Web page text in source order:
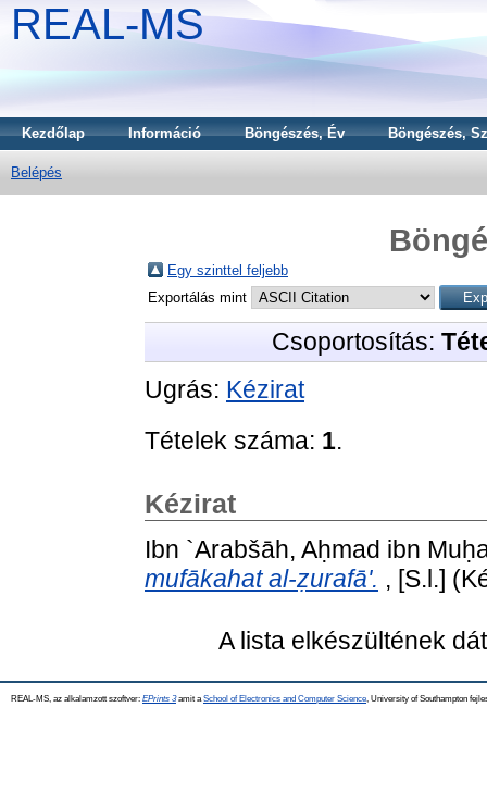
REAL-MS
Kezdőlap Információ Böngészés, Év Böngészés,
Belépés
Egy szinttel feljebb
Exportálás mint
Csoportosítás:
Ugrás: Kézirat
Tételek száma: 1.
Kézirat
Ibn `Arabšāh, Aḥmad ibn
mufākahat al-ẓurafā'. , [S.l.]
A lista elkészültének
REAL-MS, az alkalamzott szoftver: EPrints 3amit a School of Electronics and Computer Science , University of Southampton